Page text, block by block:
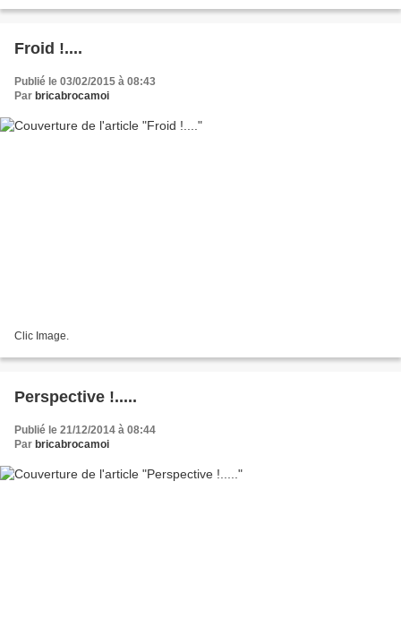
Froid !....
Publié le 03/02/2015 à 08:43
Par bricabrocamoi
Clic Image.
Perspective !.....
Publié le 21/12/2014 à 08:44
Par bricabrocamoi